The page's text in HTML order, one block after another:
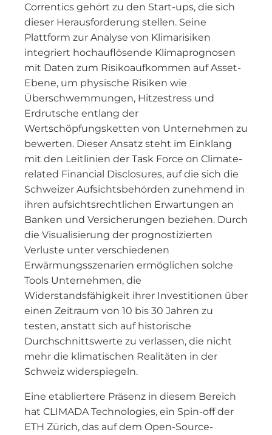
Correntics gehört zu den Start-ups, die sich
dieser Herausforderung stellen. Seine
Plattform zur Analyse von Klimarisiken
integriert hochauflösende Klimaprognosen
mit Daten zum Risikoaufkommen auf Asset-
Ebene, um physische Risiken wie
Überschwemmungen, Hitzestress und
Erdrutsche entlang der
Wertschöpfungsketten von Unternehmen zu
bewerten. Dieser Ansatz steht im Einklang
mit den Leitlinien der Task Force on Climate-
related Financial Disclosures, auf die sich die
Schweizer Aufsichtsbehörden zunehmend in
ihren aufsichtsrechtlichen Erwartungen an
Banken und Versicherungen beziehen. Durch
die Visualisierung der prognostizierten
Verluste unter verschiedenen
Erwärmungsszenarien ermöglichen solche
Tools Unternehmen, die
Widerstandsfähigkeit ihrer Investitionen über
einen Zeitraum von 10 bis 30 Jahren zu
testen, anstatt sich auf historische
Durchschnittswerte zu verlassen, die nicht
mehr die klimatischen Realitäten in der
Schweiz widerspiegeln.
Eine etabliertere Präsenz in diesem Bereich
hat CLIMADA Technologies, ein Spin-off der
ETH Zürich, das auf dem Open-Source-